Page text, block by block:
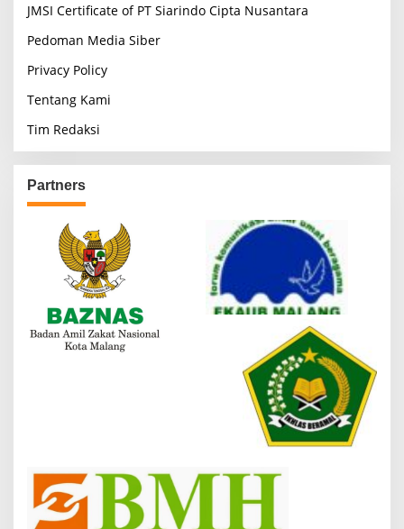
JMSI Certificate of PT Siarindo Cipta Nusantara
Pedoman Media Siber
Privacy Policy
Tentang Kami
Tim Redaksi
Partners